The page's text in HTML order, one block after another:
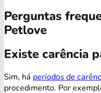
Perguntas
Petlove
Existe carência
Sim, há períodos de
procedimento. Por